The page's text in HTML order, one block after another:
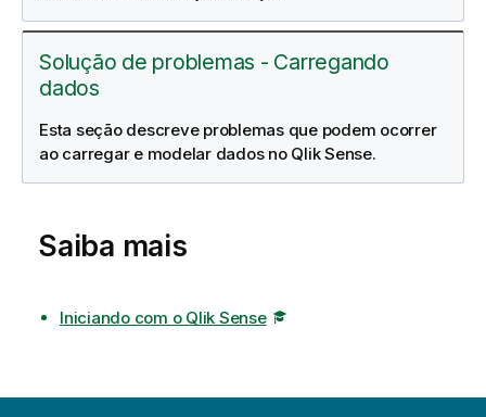
Solução de problemas - Carregando
dados
Esta seção descreve problemas que podem ocorrer
ao carregar e modelar dados no Qlik Sense.
Saiba mais
Iniciando com o Qlik Sense